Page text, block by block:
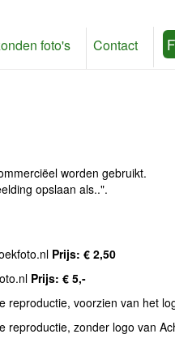
foto's Contact
worden gebruikt.
opslaan als..".
Prijs: € 2,50
Prijs: € 5,-
voorzien van het
reproductie, zonder logo van